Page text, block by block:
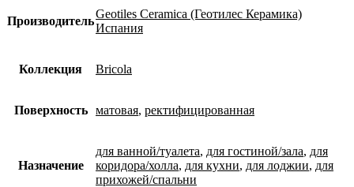
Производитель
Geotiles Ceramica (Геотилес Керамика)
Испания
Коллекция Bricola
Поверхность матовая, ректифицированная
Назначение
для ванной/туалета, для гостиной/зала, для
коридора/холла, для кухни, для лоджии, для
прихожей/спальни